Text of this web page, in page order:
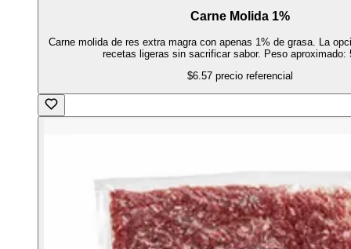
Carne Molida 1%
Carne molida de res extra magra con apenas 1% de grasa. La
recetas ligeras sin sacrificar sabor. Peso aproximado:
$6.57 precio referencial